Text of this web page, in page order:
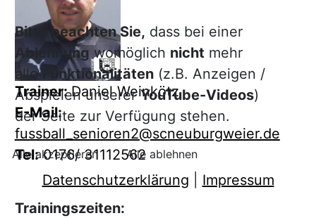
Trainer:Daniel Weinkötz
E-Mail:
fussball_senioren2@scneuburgweier.de
Tel:0176/ 31112562
Trainingszeiten:
Bitte beachten Sie, dass bei einer
Ablehnungwomöglich nicht mehr
alle Funktionalitäten(z.B. Anzeigen /
Abspielen unsererYouTube-Videos)
der Seite zur Verfügung stehen.
Alle akzeptieren Alle ablehnen
Datenschutzerklärung Impressum